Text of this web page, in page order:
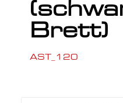
Brett)
AST_120